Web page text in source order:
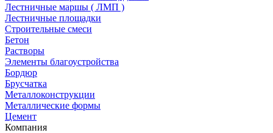
Лестничные маршы ( ЛМП )
Лестничные площадки
Строительные смеси
Бетон
Растворы
Элементы благоустройства
Бордюр
Брусчатка
Металлоконструкции
Металлические формы
Цемент
Компания